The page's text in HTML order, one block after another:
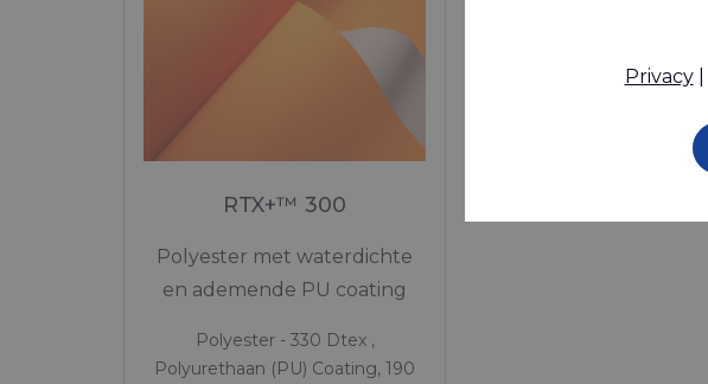
RTX+™ 300
Polyester met waterdichte
en ademende PU coating
Polyester - 330 Dtex ,
Polyurethaan (PU) Coating, 190
Privacy|